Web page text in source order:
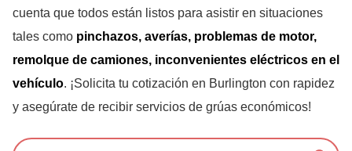
cuenta que todos están listos para asistir en situaciones
tales como pinchazos, averías, problemas de motor,
remolque de camiones, inconvenientes eléctricos en el
vehículo. ¡Solicita tu cotización en Burlington con rapidez
y asegúrate de recibir servicios de grúas económicos!